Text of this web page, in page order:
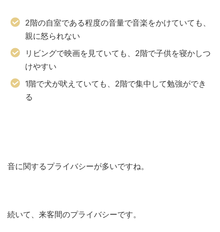
2階の自室である程度の音量で音楽をかけていても、
親に怒られない
リビングで映画を見ていても、2階で子供を寝かしつ
けやすい
1階で犬が吠えていても、2階で集中して勉強ができ
る
音に関するプライバシーが多いですね。
続いて、来客間のプライバシーです。